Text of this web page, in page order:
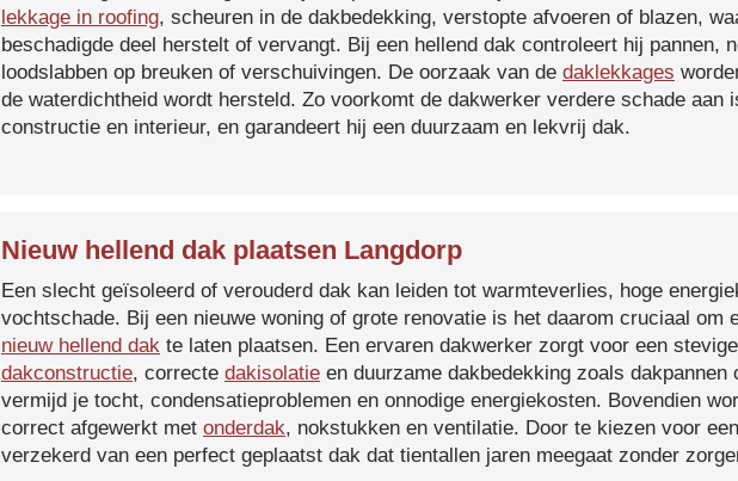
lekkage in roofing, scheuren in de dakbedekking, verstopte afvoeren of blazen,
beschadigde deel herstelt of vervangt. Bij een hellend dak controleert hij pannen,
loodslabben op breuken of verschuivingen. De oorzaak van de daklekkages
de waterdichtheid wordt hersteld. Zo voorkomt de dakwerker verdere schade aan
constructie en interieur, en garandeert hij een duurzaam en lekvrij dak.
Nieuw hellend dak plaatsen Langdorp
Een slecht geïsoleerd of verouderd dak kan leiden tot warmteverlies, hoge
vochtschade. Bij een nieuwe woning of grote renovatie is het daarom cruciaal om
nieuw hellend dak te laten plaatsen. Een ervaren dakwerker zorgt voor een stevige
dakconstructie, correcte dakisolatie en duurzame dakbedekking zoals dakpannen
vermijd je tocht, condensatieproblemen en onnodige energiekosten. Bovendien
correct afgewerkt met onderdak, nokstukken en ventilatie. Door te kiezen voor
verzekerd van een perfect geplaatst dak dat tientallen jaren meegaat zonder